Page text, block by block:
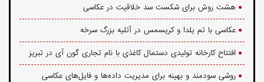
هشت روش برای شکست سد خلاقیت در عکاسی
عکاسی با تم یلدا و کریسمس در آتلیه بزرگ سرخه
افتتاح کارخانه تولیدی دستمال کاغذی با نام تجاری گون آی در تبریز
روشی سودمند و بهینه برای مدیریت داده‌ها و فایل‌های عکاسی